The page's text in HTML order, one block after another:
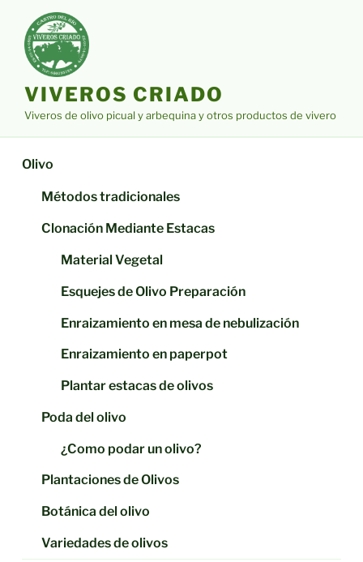
contenido
VIVEROS CRIADO
Viveros de olivo picual y arbequina y otros productos de vivero
Olivo
Métodos tradicionales
Clonación Mediante Estacas
Material Vegetal
Esquejes de Olivo Preparación
Enraizamiento en mesa de nebulización
Enraizamiento en paperpot
Plantar estacas de olivos
Poda del olivo
¿Como podar un olivo?
Plantaciones de Olivos
Botánica del olivo
Variedades de olivos